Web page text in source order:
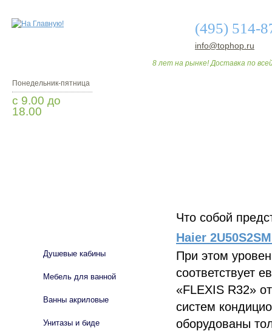
(495) 514-
info@tophop.ru
8 лет на рынке! Доставка по
Понедельник-пятница
с 9.00 до
18.00
Что собой
Haier
При этом
соответствует
«FLEXIS R32»
систем
оборудованы
Душевые кабины
Мебель для ванной
Ванны акриловые
Унитазы и биде